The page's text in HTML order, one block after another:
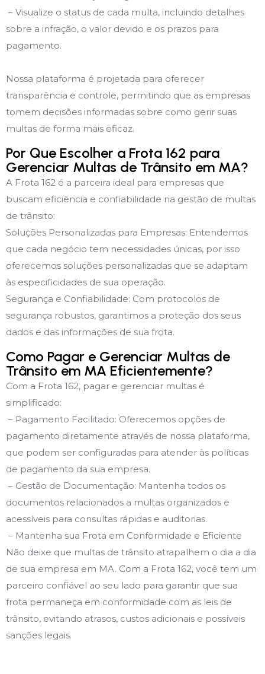
– Visualize o status de cada multa, incluindo detalhes
sobre a infração, o valor devido e os prazos para
pagamento.
Nossa plataforma é projetada para oferecer
transparência e controle, permitindo que as empresas
tomem decisões informadas sobre como gerir suas
multas de forma mais eficaz.
Por Que Escolher a Frota 162 para
Gerenciar Multas de Trânsito em MA?
A Frota 162 é a parceira ideal para empresas que
buscam eficiência e confiabilidade na gestão de multas
de trânsito:
Soluções Personalizadas para Empresas: Entendemos
que cada negócio tem necessidades únicas, por isso
oferecemos soluções personalizadas que se adaptam
às especificidades de sua operação.
Segurança e Confiabilidade: Com protocolos de
segurança robustos, garantimos a proteção dos seus
dados e das informações de sua frota.
Como Pagar e Gerenciar Multas de
Trânsito em MA Eficientemente?
Com a Frota 162, pagar e gerenciar multas é
simplificado:
– Pagamento Facilitado: Oferecemos opções de
pagamento diretamente através de nossa plataforma,
que podem ser configuradas para atender às políticas
de pagamento da sua empresa.
– Gestão de Documentação: Mantenha todos os
documentos relacionados a multas organizados e
acessíveis para consultas rápidas e auditorias.
– Mantenha sua Frota em Conformidade e Eficiente
Não deixe que multas de trânsito atrapalhem o dia a dia
de sua empresa em MA. Com a Frota 162, você tem um
parceiro confiável ao seu lado para garantir que sua
frota permaneça em conformidade com as leis de
trânsito, evitando atrasos, custos adicionais e possíveis
sanções legais.